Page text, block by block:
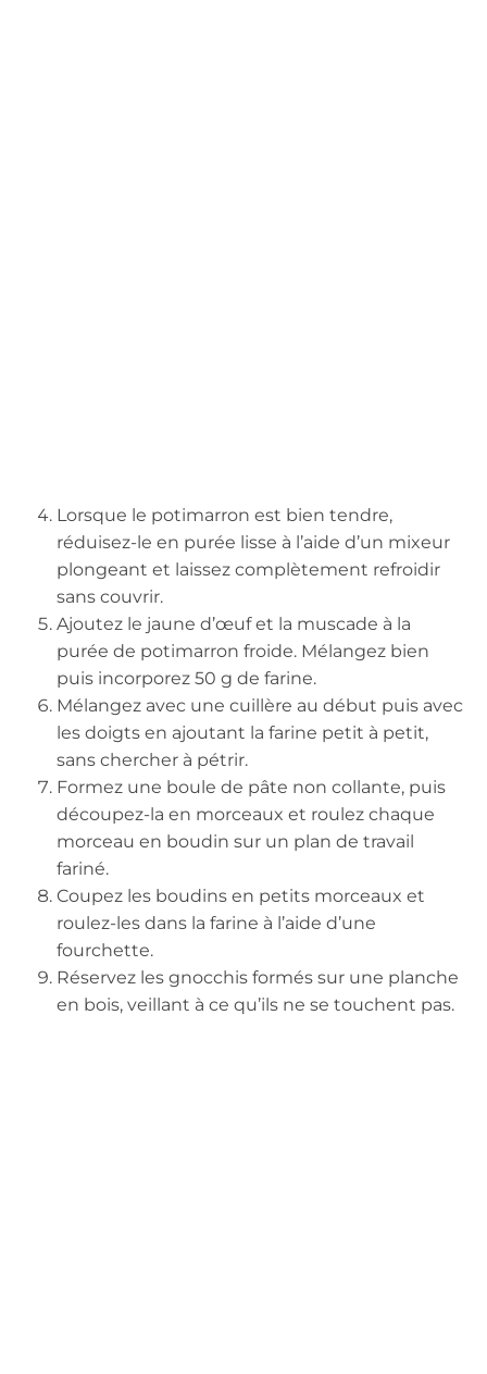
Lorsque le potimarron est bien tendre,
réduisez-le en purée lisse à l’aide d’un mixeur
plongeant et laissez complètement refroidir
sans couvrir.
Ajoutez le jaune d’œuf et la muscade à la
purée de potimarron froide. Mélangez bien
puis incorporez 50 g de farine.
Mélangez avec une cuillère au début puis avec
les doigts en ajoutant la farine petit à petit,
sans chercher à pétrir.
Formez une boule de pâte non collante, puis
découpez-la en morceaux et roulez chaque
morceau en boudin sur un plan de travail
fariné.
Coupez les boudins en petits morceaux et
roulez-les dans la farine à l’aide d’une
fourchette.
Réservez les gnocchis formés sur une planche
en bois, veillant à ce qu’ils ne se touchent pas.